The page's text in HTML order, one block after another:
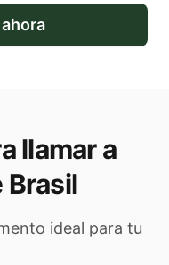
ahora
llamar a
Brasil
ideal para tu